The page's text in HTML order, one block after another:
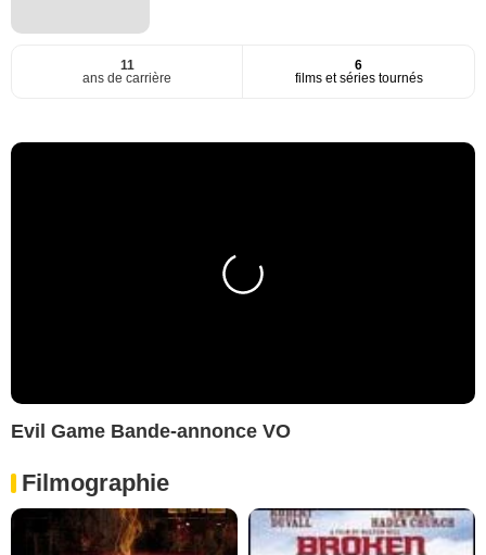
11
ans de carrière
6
films et séries tournés
Evil Game Bande-annonce VO
Filmographie